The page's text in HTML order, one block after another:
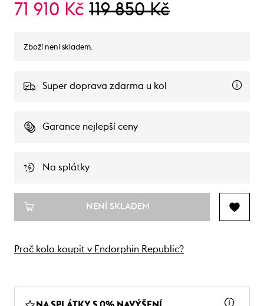
71 910 Kč 119 850 Kč
Zboží není skladem.
Super doprava zdarma u kol
Garance nejlepší ceny
Na splátky
NENÍ SKLADEM
Proč kolo koupit v Endorphin Republic?